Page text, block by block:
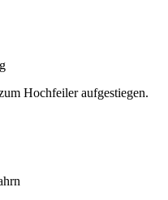
Hochfeiler aufgestiegen.